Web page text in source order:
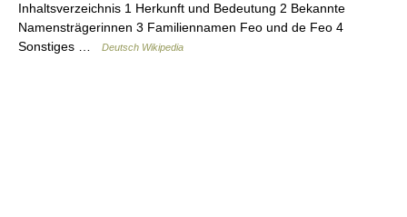
Inhaltsverzeichnis 1 Herkunft und Bedeutung 2 Bekannte
Namensträgerinnen 3 Familiennamen Feo und de Feo 4
Sonstiges …
Deutsch Wikipedia